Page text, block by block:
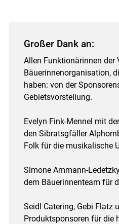
Großer Dank an:
Allen Funktionärinnen der
Bäuerinnenorganisation,
haben: von der
Gebietsvorstellung.
Evelyn Fink-Mennel mit
den Sibratsgfäller
Folk für die musikalische
Simone Ammann-
dem Bäuerinnenteam für
Seidl Catering, Gebi Flatz
Produktsponsoren für die